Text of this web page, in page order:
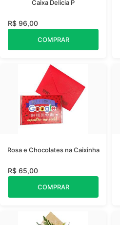
Caixa Delicia P
R$ 96,00
COMPRAR
Rosa e Chocolates na Caixinha
R$ 65,00
COMPRAR